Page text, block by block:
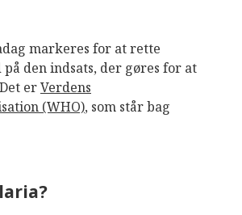
markeres for at rette
den indsats, der gøres for at
erVerdens
(WHO), som står bag